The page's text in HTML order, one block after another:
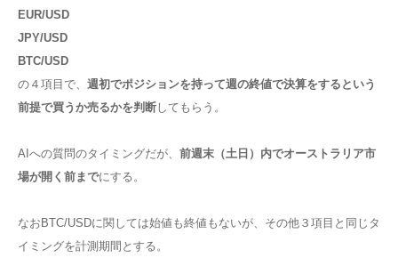
EUR/USD
JPY/USD
BTC/USD
の４項目で、 週初でポジションを持って週の終値で決算をするという
前提で買うか売るかを判断 してもらう。
AIへの質問のタイミングだが、 前週末（土日）内でオーストラリア市
場が開く前までにする。
なおBTC/USDに関しては始値も終値もないが、その他３項目と同じタ
イミングを計測期間とする。